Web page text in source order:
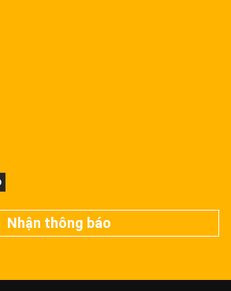
Nhận thông báo